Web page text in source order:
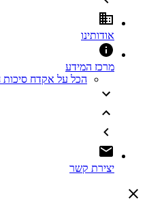
אודותינו
מרכז המידע
הכל על אקדח סיכות
יצירת קשר